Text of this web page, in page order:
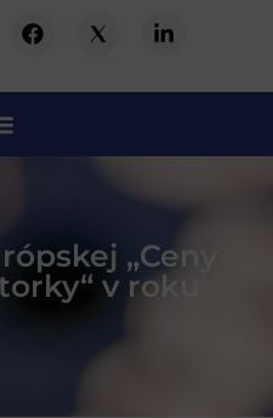
„Ceny
v roku